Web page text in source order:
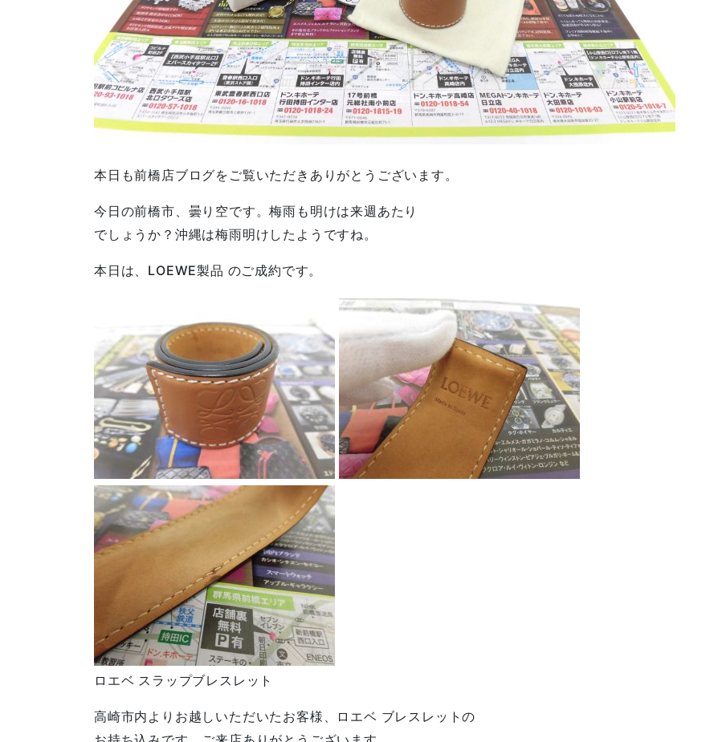
本日も前橋店ブログをご覧いただきありがとうございます。
今日の前橋市、曇り空です。梅雨も明けは来週あたり
でしょうか？沖縄は梅雨明けしたようですね。
本日は、LOEWE製品 のご成約です。
ロエベ スラップブレスレット
高崎市内よりお越しいただいたお客様、ロエベ ブレスレットの